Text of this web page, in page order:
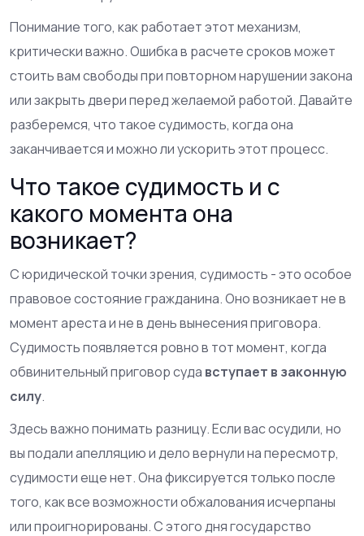
Понимание того, как работает этот механизм,
критически важно. Ошибка в расчете сроков может
стоить вам свободы при повторном нарушении закона
или закрыть двери перед желаемой работой. Давайте
разберемся, что такое судимость, когда она
заканчивается и можно ли ускорить этот процесс.
Что такое судимость и с
какого момента она
возникает?
С юридической точки зрения, судимость - это особое
правовое состояние гражданина. Оно возникает не в
момент ареста и не в день вынесения приговора.
Судимость появляется ровно в тот момент, когда
обвинительный приговор суда вступает в законную
силу.
Здесь важно понимать разницу. Если вас осудили, но
вы подали апелляцию и дело вернули на пересмотр,
судимости еще нет. Она фиксируется только после
того, как все возможности обжалования исчерпаны
или проигнорированы. С этого дня государство